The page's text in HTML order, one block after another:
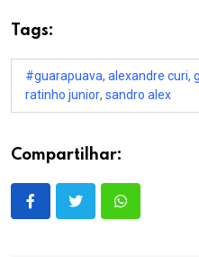
Tags:
#guarapuava, alexandre curi,
ratinho junior, sandro alex
Compartilhar: